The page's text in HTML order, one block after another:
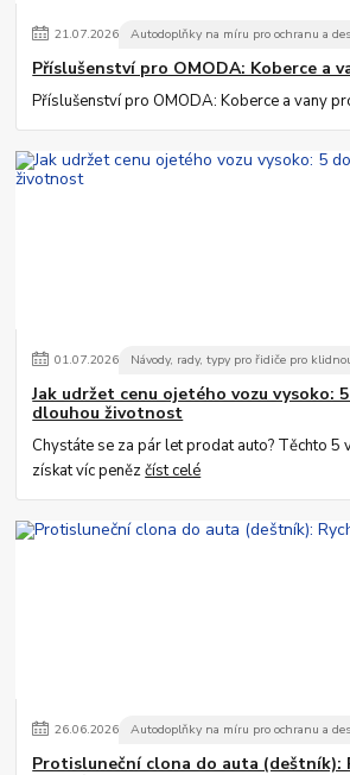
21.07.2026 Autodoplňky na míru pro ochranu a
Příslušenství pro OMODA: Koberce a
Příslušenství pro OMODA: Koberce a vany
01.07.2026 Návody, rady, typy pro řidiče pro
Jak udržet cenu ojetého vozu vysoko:
dlouhou životnost
Chystáte se za pár let prodat auto? Těchto 5
získat víc penězčíst celé
26.06.2026 Autodoplňky na míru pro ochranu a
Protisluneční clona do auta (deštník):